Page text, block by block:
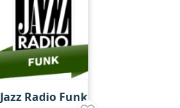
Jazz Radio Funk